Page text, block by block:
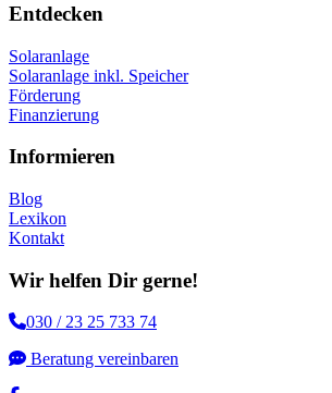
Entdecken
Solaranlage
Solaranlage inkl. Speicher
Förderung
Finanzierung
Informieren
Blog
Lexikon
Kontakt
Wir helfen Dir gerne!
030 / 23 25 733 74
Beratung vereinbaren